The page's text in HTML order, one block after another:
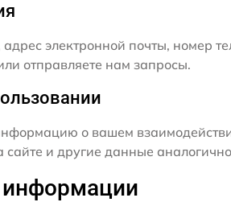
электронной почты, номер
отправляете нам запросы.
о вашем
и другие данные
информации